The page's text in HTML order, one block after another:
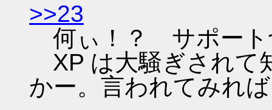
>>23
何ぃ！？ サポート
XP は大騒ぎされて
かー。言われてみれ